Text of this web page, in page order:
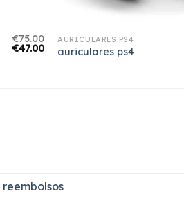
€75.00
€47.00
AURICULARES PS4
auriculares ps4